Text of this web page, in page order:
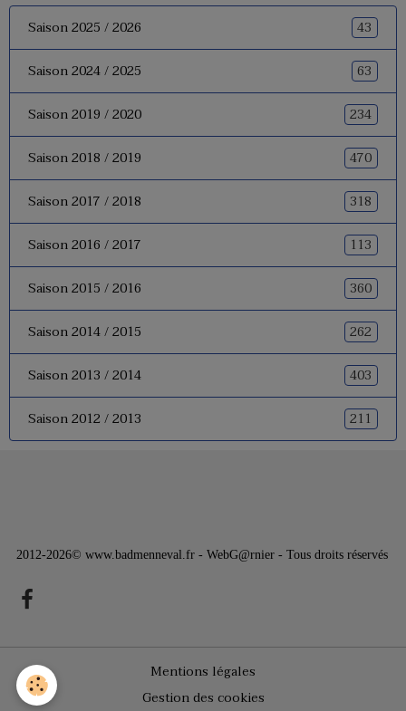
Saison 2025 / 2026 43
Saison 2024 / 2025 63
Saison 2019 / 2020 234
Saison 2018 / 2019 470
Saison 2017 / 2018 318
Saison 2016 / 2017 113
Saison 2015 / 2016 360
Saison 2014 / 2015 262
Saison 2013 / 2014 403
Saison 2012 / 2013 211
2012-2026© www.badmenneval.fr - WebG@rnier - Tous droits réservés
Mentions légales
Gestion des cookies